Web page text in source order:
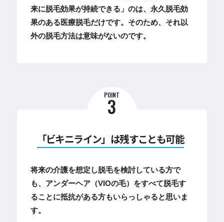
来に脱毛効果が持続できる」のは、永久脱毛効
果のある医療脱毛だけです。そのため、それ以
外の脱毛方法は意味がないのです。
POINT
3
「ビキニライン」は残すことも可能
将来の介護を想定し脱毛を検討している方で
も、アンダーヘア（VIOの毛）をすべて脱毛す
ることに抵抗がある方もいらっしゃると思いま
す。